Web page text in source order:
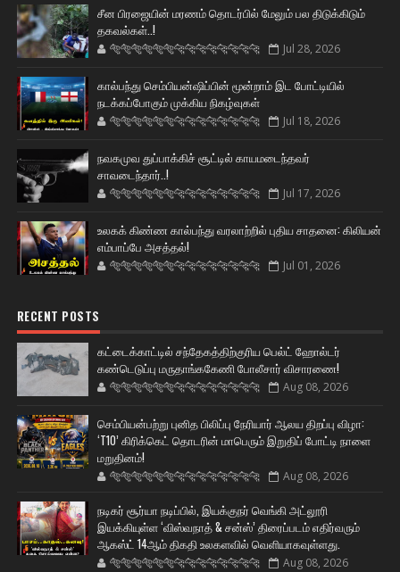
சீன பிரஜையின் மரணம் தொடர்பில் மேலும் பல திடுக்கிடும்
தகவல்கள்..!
🐅🐅🐅🐅🐅🐅🐆🐆🐆🐆🐆🐆🐆🐆 Jul 28, 2026
கால்பந்து செம்பியன்ஷிப்பின் மூன்றாம் இட போட்டியில்
நடக்கப்போகும் முக்கிய நிகழ்வுகள்
🐅🐅🐅🐅🐅🐅🐆🐆🐆🐆🐆🐆🐆🐆 Jul 18, 2026
நவகமுவ துப்பாக்கிச் சூட்டில் காயமடைந்தவர்
சாவடைந்தார்..!
🐅🐅🐅🐅🐅🐅🐆🐆🐆🐆🐆🐆🐆🐆 Jul 17, 2026
உலகக் கிண்ண கால்பந்து வரலாற்றில் புதிய சாதனை: கிலியன்
எம்பாப்பே அசத்தல்!
🐅🐅🐅🐅🐅🐅🐆🐆🐆🐆🐆🐆🐆🐆 Jul 01, 2026
RECENT POSTS
கட்டைக்காட்டில் சந்தேகத்திற்குரிய பெல்ட் ஹோல்டர்
கண்டெடுப்பு மருதாங்ககேணி போலீசார் விசாரணை!
🐅🐅🐅🐅🐅🐅🐆🐆🐆🐆🐆🐆🐆🐆 Aug 08, 2026
செம்பியன்பற்று புனித பிலிப்பு நேரியார் ஆலய திறப்பு விழா:
‘T10’ கிரிக்கெட் தொடரின் மாபெரும் இறுதிப் போட்டி நாளை
மறுதினம்!
🐅🐅🐅🐅🐅🐅🐆🐆🐆🐆🐆🐆🐆🐆 Aug 08, 2026
நடிகர் சூர்யா நடிப்பில், இயக்குநர் வெங்கி அட்லூரி
இயக்கியுள்ள ‘விஸ்வநாத் & சன்ஸ்’ திரைப்படம் எதிர்வரும்
ஆகஸ்ட் 14ஆம் திகதி உலகளவில் வெளியாகவுள்ளது.
🐅🐅🐅🐅🐅🐅🐆🐆🐆🐆🐆🐆🐆🐆 Aug 08, 2026